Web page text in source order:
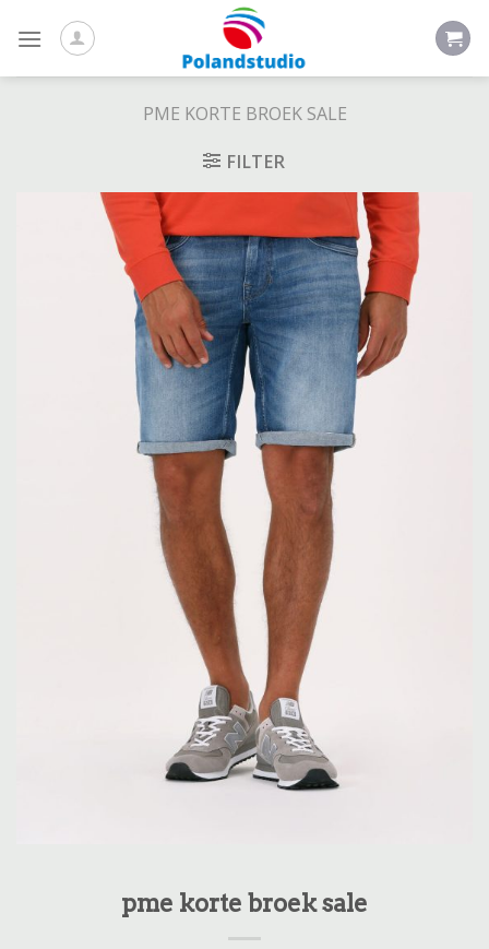
PME KORTE BROEK SALE
FILTER
pme korte broek sale